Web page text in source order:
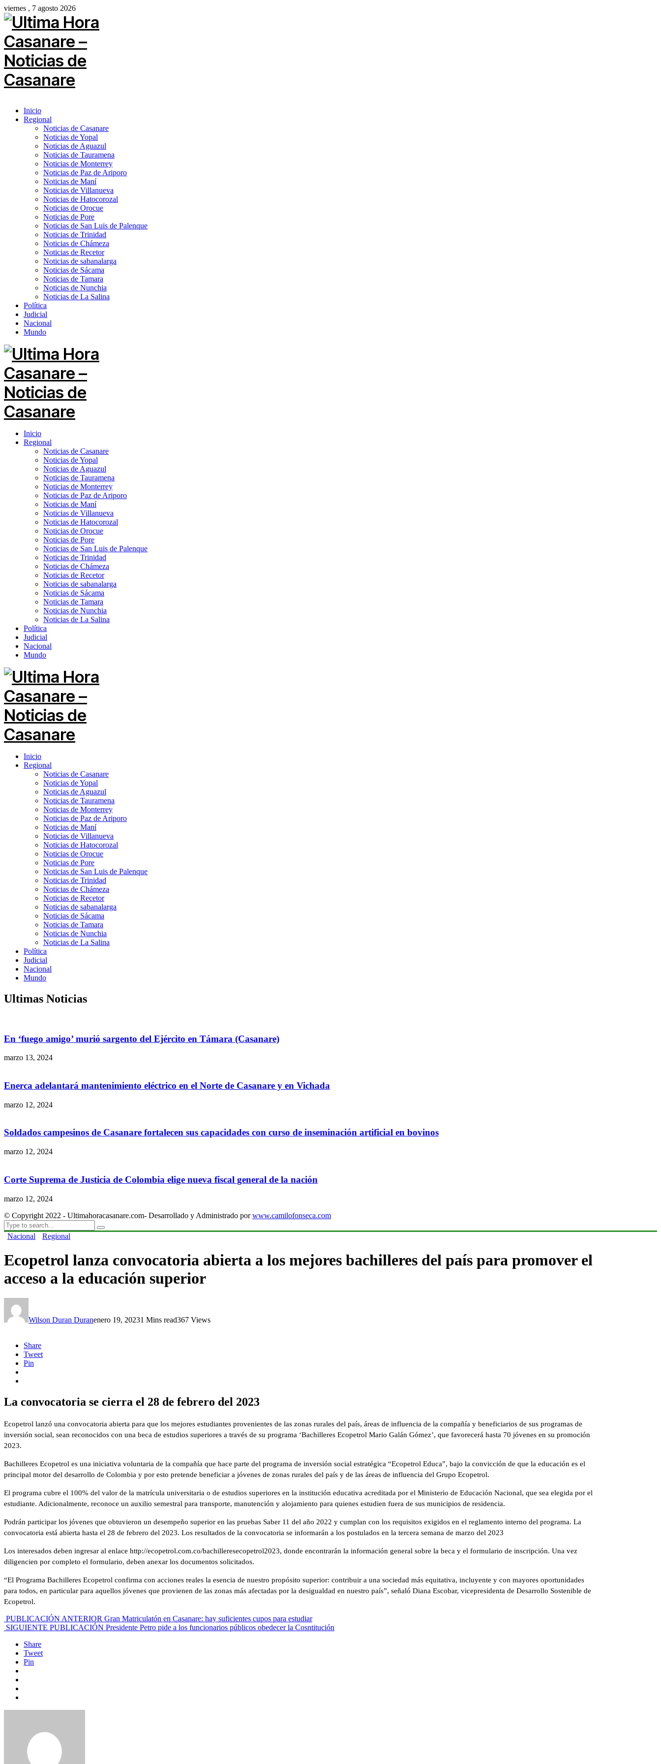
viernes , 7 agosto 2026
Inicio
Regional
Noticias de Casanare
Noticias de Yopal
Noticias de Aguazul
Noticias de Tauramena
Noticias de Monterrey
Noticias de Paz de Ariporo
Noticias de Maní
Noticias de Villanueva
Noticias de Hatocorozal
Noticias de Orocue
Noticias de Pore
Noticias de San Luis de Palenque
Noticias de Trinidad
Noticias de Chámeza
Noticias de Recetor
Noticias de sabanalarga
Noticias de Sácama
Noticias de Tamara
Noticias de Nunchia
Noticias de La Salina
Política
Judicial
Nacional
Mundo
Inicio
Regional
Noticias de Casanare
Noticias de Yopal
Noticias de Aguazul
Noticias de Tauramena
Noticias de Monterrey
Noticias de Paz de Ariporo
Noticias de Maní
Noticias de Villanueva
Noticias de Hatocorozal
Noticias de Orocue
Noticias de Pore
Noticias de San Luis de Palenque
Noticias de Trinidad
Noticias de Chámeza
Noticias de Recetor
Noticias de sabanalarga
Noticias de Sácama
Noticias de Tamara
Noticias de Nunchia
Noticias de La Salina
Política
Judicial
Nacional
Mundo
Inicio
Regional
Noticias de Casanare
Noticias de Yopal
Noticias de Aguazul
Noticias de Tauramena
Noticias de Monterrey
Noticias de Paz de Ariporo
Noticias de Maní
Noticias de Villanueva
Noticias de Hatocorozal
Noticias de Orocue
Noticias de Pore
Noticias de San Luis de Palenque
Noticias de Trinidad
Noticias de Chámeza
Noticias de Recetor
Noticias de sabanalarga
Noticias de Sácama
Noticias de Tamara
Noticias de Nunchia
Noticias de La Salina
Política
Judicial
Nacional
Mundo
Ultimas Noticias
En ‘fuego amigo’ murió sargento del Ejército en Támara (Casanare)
marzo 13, 2024
Enerca adelantará mantenimiento eléctrico en el Norte de Casanare y en Vichada
marzo 12, 2024
Soldados campesinos de Casanare fortalecen sus capacidades con curso de inseminación artificial en bovinos
marzo 12, 2024
Corte Suprema de Justicia de Colombia elige nueva fiscal general de la nación
marzo 12, 2024
© Copyright 2022 - Ultimahoracasanare.com- Desarrollado y Administrado porwww.camilofonseca.com
Nacional Regional
Ecopetrol lanza convocatoria abierta a los mejores bachilleres del país para promover el
acceso a la educación superior
Wilson Duran Duranenero 19, 20231 Mins read367 Views
Share
Tweet
Pin
La convocatoria se cierra el 28 de febrero del 2023
Ecopetrol lanzó una convocatoria abierta para que los mejores estudiantes provenientes de las zonas rurales del país, áreas de influencia de la compañía y beneficiarios de sus programas de
inversión social, sean reconocidos con una beca de estudios superiores a través de su programa ‘Bachilleres Ecopetrol Mario Galán Gómez’, que favorecerá hasta 70 jóvenes en su promoción
2023.
Bachilleres Ecopetrol es una iniciativa voluntaria de la compañía que hace parte del programa de inversión social estratégica “Ecopetrol Educa”, bajo la convicción de que la educación es el
principal motor del desarrollo de Colombia y por esto pretende beneficiar a jóvenes de zonas rurales del país y de las áreas de influencia del Grupo Ecopetrol.
El programa cubre el 100% del valor de la matrícula universitaria o de estudios superiores en la institución educativa acreditada por el Ministerio de Educación Nacional, que sea elegida por el
estudiante. Adicionalmente, reconoce un auxilio semestral para transporte, manutención y alojamiento para quienes estudien fuera de sus municipios de residencia.
Podrán participar los jóvenes que obtuvieron un desempeño superior en las pruebas Saber 11 del año 2022 y cumplan con los requisitos exigidos en el reglamento interno del programa. La
convocatoria está abierta hasta el 28 de febrero del 2023. Los resultados de la convocatoria se informarán a los postulados en la tercera semana de marzo del 2023
Los interesados deben ingresar al enlace http://ecopetrol.com.co/bachilleresecopetrol2023, donde encontrarán la información general sobre la beca y el formulario de inscripción. Una vez
diligencien por completo el formulario, deben anexar los documentos solicitados.
“El Programa Bachilleres Ecopetrol confirma con acciones reales la esencia de nuestro propósito superior: contribuir a una sociedad más equitativa, incluyente y con mayores oportunidades
para todos, en particular para aquellos jóvenes que provienen de las zonas más afectadas por la desigualdad en nuestro país”, señaló Diana Escobar, vicepresidenta de Desarrollo Sostenible de
Ecopetrol.
PUBLICACIÓN ANTERIOR Gran Matriculatón en Casanare: hay suficientes cupos para estudiar
SIGUIENTE PUBLICACIÓN Presidente Petro pide a los funcionarios públicos obedecer la Cosntitución
Share
Tweet
Pin